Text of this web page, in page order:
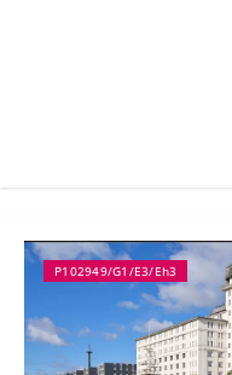
P102949/G1/E3/Eh3